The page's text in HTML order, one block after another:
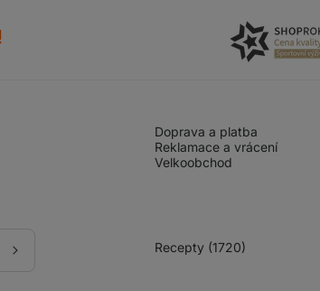
Doprava a platba
Reklamace a vrácení
Velkoobchod
Přihlásit
Recepty (1720)